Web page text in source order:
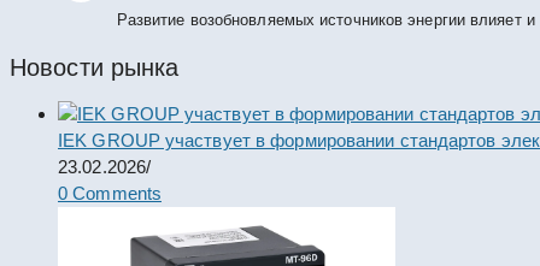
Развитие возобновляемых источников энергии влияет
Новости рынка
IEK GROUP участвует в формировании стандартов
23.02.2026/
0 Comments